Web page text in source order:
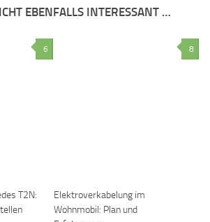
EBENFALLS INTERESSANT …
6
T2N:
8
Elektroverkabelung im
Wohnmobil: Plan und